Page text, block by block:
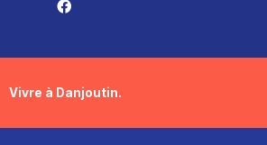
Vivre à Danjoutin.